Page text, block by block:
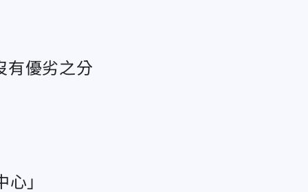
有優劣之分
」